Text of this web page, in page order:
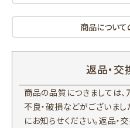
商品につい
返品・交
商品の品質につきましては
不良・破損などがございま
にお知らせください。返品・